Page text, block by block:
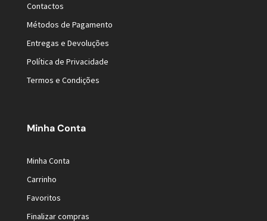
Contactos
Métodos de Pagamento
Entregas e Devoluções
Política de Privacidade
Termos e Condições
Minha Conta
Minha Conta
Carrinho
Favoritos
Finalizar compras